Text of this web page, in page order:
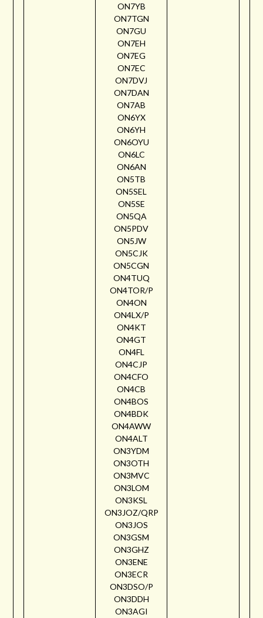
ON7YB
ON7TGN
ON7GU
ON7EH
ON7EG
ON7EC
ON7DVJ
ON7DAN
ON7AB
ON6YX
ON6YH
ON6OYU
ON6LC
ON6AN
ON5TB
ON5SEL
ON5SE
ON5QA
ON5PDV
ON5JW
ON5CJK
ON5CGN
ON4TUQ
ON4TOR/P
ON4ON
ON4LX/P
ON4KT
ON4GT
ON4FL
ON4CJP
ON4CFO
ON4CB
ON4BOS
ON4BDK
ON4AWW
ON4ALT
ON3YDM
ON3OTH
ON3MVC
ON3LOM
ON3KSL
ON3JOZ/QRP
ON3JOS
ON3GSM
ON3GHZ
ON3ENE
ON3ECR
ON3DSO/P
ON3DDH
ON3AGI